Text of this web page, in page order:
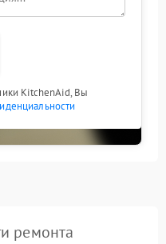
KitchenAid, Вы
ремонта